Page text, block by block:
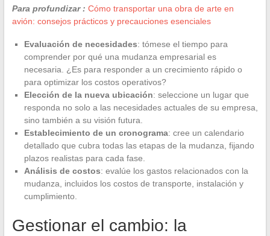
Para profundizar : Cómo transportar una obra de arte en
avión: consejos prácticos y precauciones esenciales
Evaluación de necesidades: tómese el tiempo para
comprender por qué una mudanza empresarial es
necesaria. ¿Es para responder a un crecimiento rápido o
para optimizar los costos operativos?
Elección de la nueva ubicación: seleccione un lugar que
responda no solo a las necesidades actuales de su empresa,
sino también a su visión futura.
Establecimiento de un cronograma: cree un calendario
detallado que cubra todas las etapas de la mudanza, fijando
plazos realistas para cada fase.
Análisis de costos: evalúe los gastos relacionados con la
mudanza, incluidos los costos de transporte, instalación y
cumplimiento.
Gestionar el cambio: la